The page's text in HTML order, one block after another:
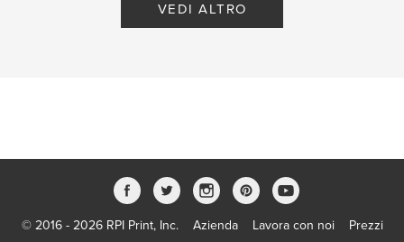
VEDI ALTRO
© 2016 - 2026 RPI Print, Inc. Azienda Lavora con noi Prezzi